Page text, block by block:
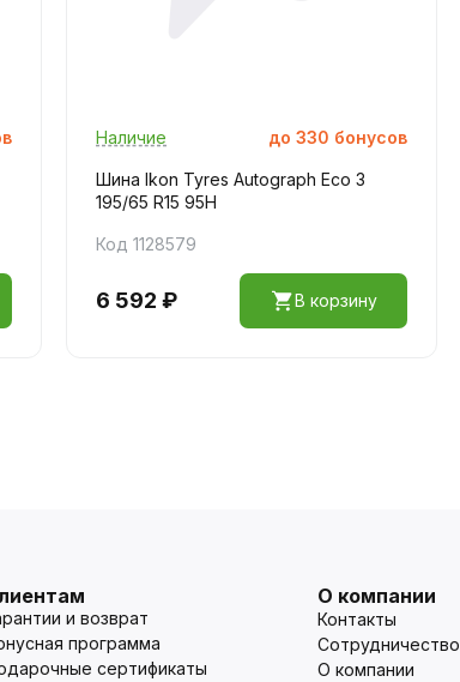
Наличие до 330 бонусов
Шина Ikon Tyres Autograph Eco 3
195/65 R15 95H
Код 1128579
6 592 ₽ В корзину
и возврат
программа
сертификаты
О компании
Контакты
Сотрудничество
О компании